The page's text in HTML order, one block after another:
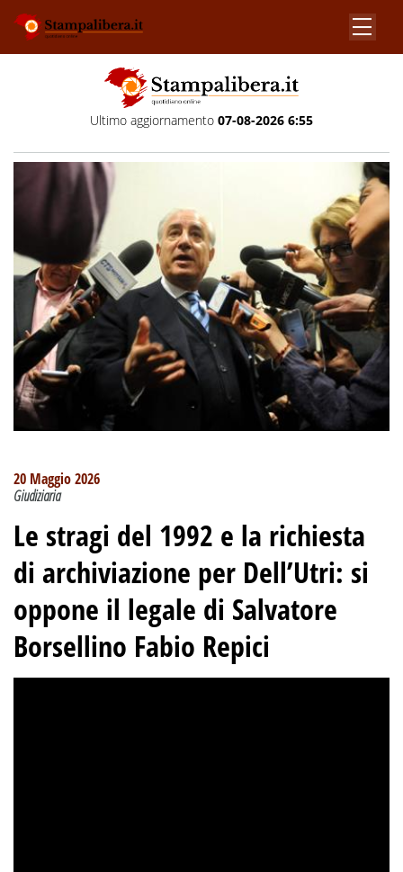
Ultimo aggiornamento 07-08-2026 6:55
20 Maggio 2026
Giudiziaria
Le stragi del 1992 e la richiesta
di archiviazione per Dell’Utri: si
oppone il legale di Salvatore
Borsellino Fabio Repici